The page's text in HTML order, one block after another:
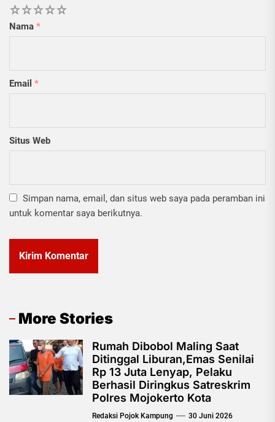
5
4
3
2
Nama *
Email *
Situs Web
Simpan nama, email, dan situs web saya pada peramban ini
untuk komentar saya berikutnya.
More Stories
Rumah Dibobol Maling Saat
Ditinggal Liburan,Emas Senilai
Rp 13 Juta Lenyap, Pelaku
Berhasil Diringkus Satreskrim
Polres Mojokerto Kota
Redaksi Pojok Kampung 30 Juni 2026